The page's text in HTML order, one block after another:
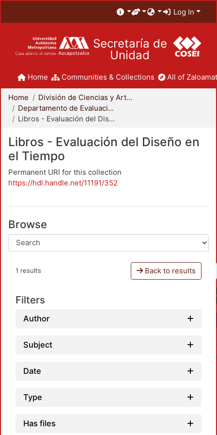
Log In
Secretaría de
Unidad
Home Communities & Collections All of
Home
División de Ciencias y Artes para el Diseño
Departamento de Evaluación del Diseño en el Tiempo
Libros - Evaluación del Diseño en el Tiempo
Libros - Evaluación del Diseño en
el Tiempo
Permanent URI for this collection
https://hdl.handle.net/11191/352
Browse
1 results Back to results
Filters
Author
Subject
Date
Type
Has files